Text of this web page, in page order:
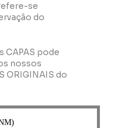
se
do
CAPAS pode
nossos
ORIGINAIS do